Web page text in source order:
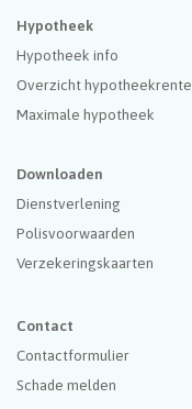
Hypotheek
Hypotheek info
Overzicht hypotheekrente
Maximale hypotheek
Downloaden
Dienstverlening
Polisvoorwaarden
Verzekeringskaarten
Contact
Contactformulier
Schade melden